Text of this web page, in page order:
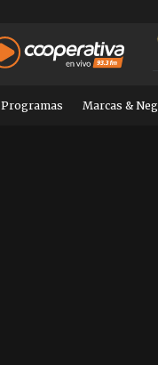
Programas Marcas &